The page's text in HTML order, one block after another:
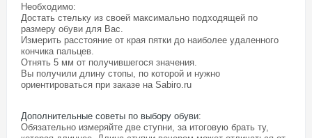
Необходимо:
Достать стельку из своей максимально подходящей по
размеру обуви для Вас.
Измерить расстояние от края пятки до наиболее удаленного
кончика пальцев.
Отнять 5 мм от получившегося значения.
Вы получили длину стопы, по которой и нужно
ориентироваться при заказе на Sabiro.ru
Дополнительные советы по выбору обуви:
Обязательно измеряйте две ступни, за итоговую брать ту,